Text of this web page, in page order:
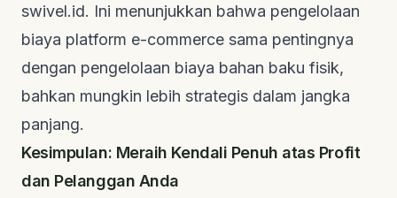
swivel.id. Ini menunjukkan bahwa pengelolaan
biaya platform e-commerce sama pentingnya
dengan pengelolaan biaya bahan baku fisik,
bahkan mungkin lebih strategis dalam jangka
panjang.
Kesimpulan: Meraih Kendali Penuh atas Profit
dan Pelanggan Anda